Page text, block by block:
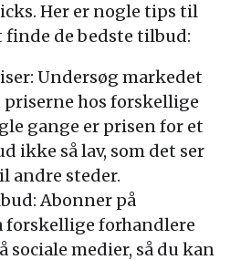
Her er nogle tips til
de bedste tilbud:
Undersøg markedet
hos forskellige
gange er prisen for et
ikke så lav, som det ser
andre steder.
Abonner på
forskellige forhandlere
sociale medier, så du kan